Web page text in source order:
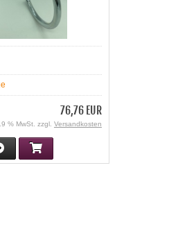
76,76 EUR
% MwSt. zzgl. Versandkosten